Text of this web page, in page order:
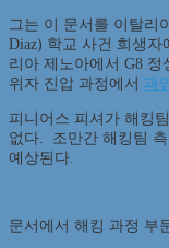
그는 이 문서를 이탈리
Diaz) 학교 사건 희생자
리아 제노아에서 G8
위자 진압 과정에서 과
피니어스 피셔가 해킹
없다. 조만간 해킹팀
예상된다.
문서에서 해킹 과정 부